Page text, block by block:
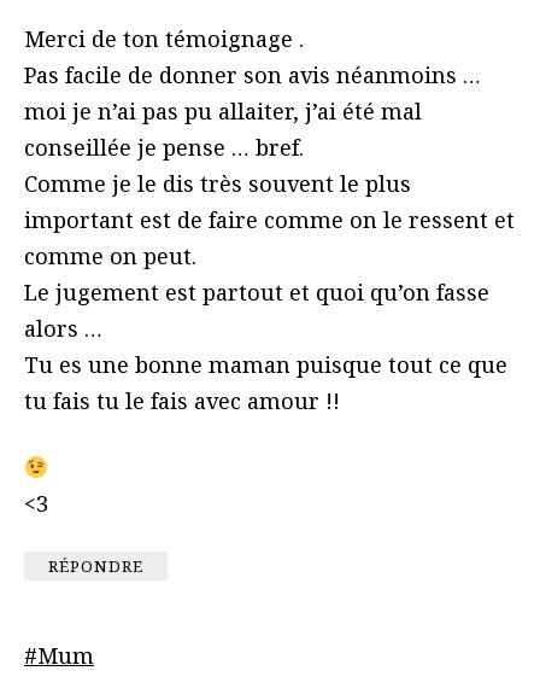
Merci de ton témoignage .
Pas facile de donner son avis néanmoins …
moi je n’ai pas pu allaiter, j’ai été mal
conseillée je pense … bref.
Comme je le dis très souvent le plus
important est de faire comme on le ressent et
comme on peut.
Le jugement est partout et quoi qu’on fasse
alors …
Tu es une bonne maman puisque tout ce que
tu fais tu le fais avec amour !!
<3
RÉPONDRE
#Mum